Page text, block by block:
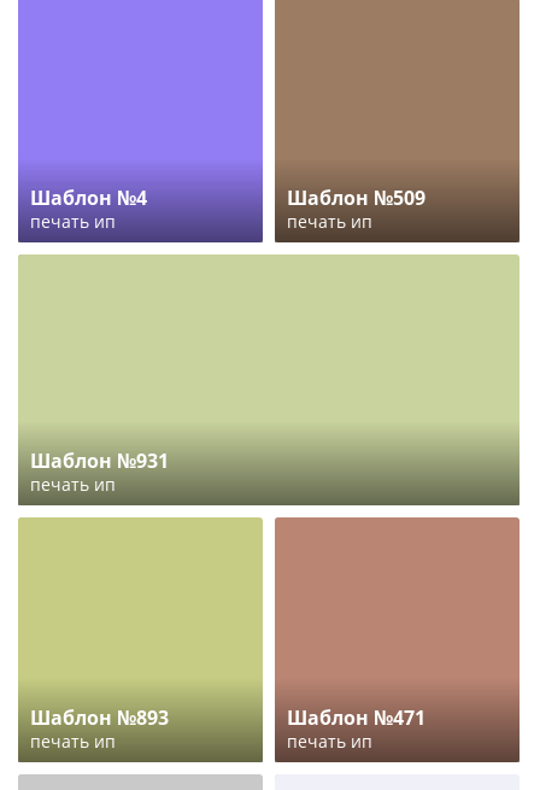
Шаблон №4
печать ип
Шаблон №509
печать ип
Шаблон №931
печать ип
Шаблон №893
печать ип
Шаблон №471
печать ип